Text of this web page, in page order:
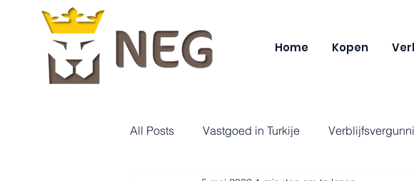
Home Kopen
All Posts Vastgoed in Turkije